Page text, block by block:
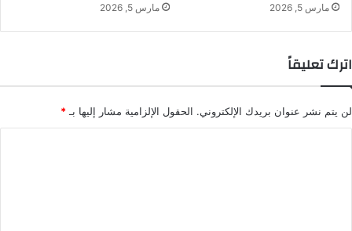
مارس 5, 2026 مارس 5, 2026
اترك تعليقاً
لن يتم نشر عنوان بريدك الإلكتروني. الحقول الإلزامية مشار إليها بـ*